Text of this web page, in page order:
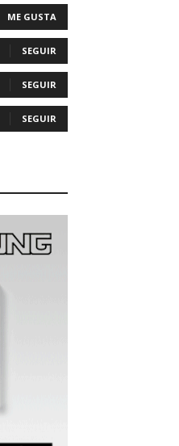
ME GUSTA
SEGUIR
SEGUIR
SEGUIR